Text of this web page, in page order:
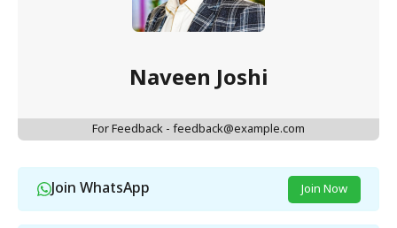
Naveen Joshi
For Feedback - feedback@example.com
Join WhatsApp Join Now